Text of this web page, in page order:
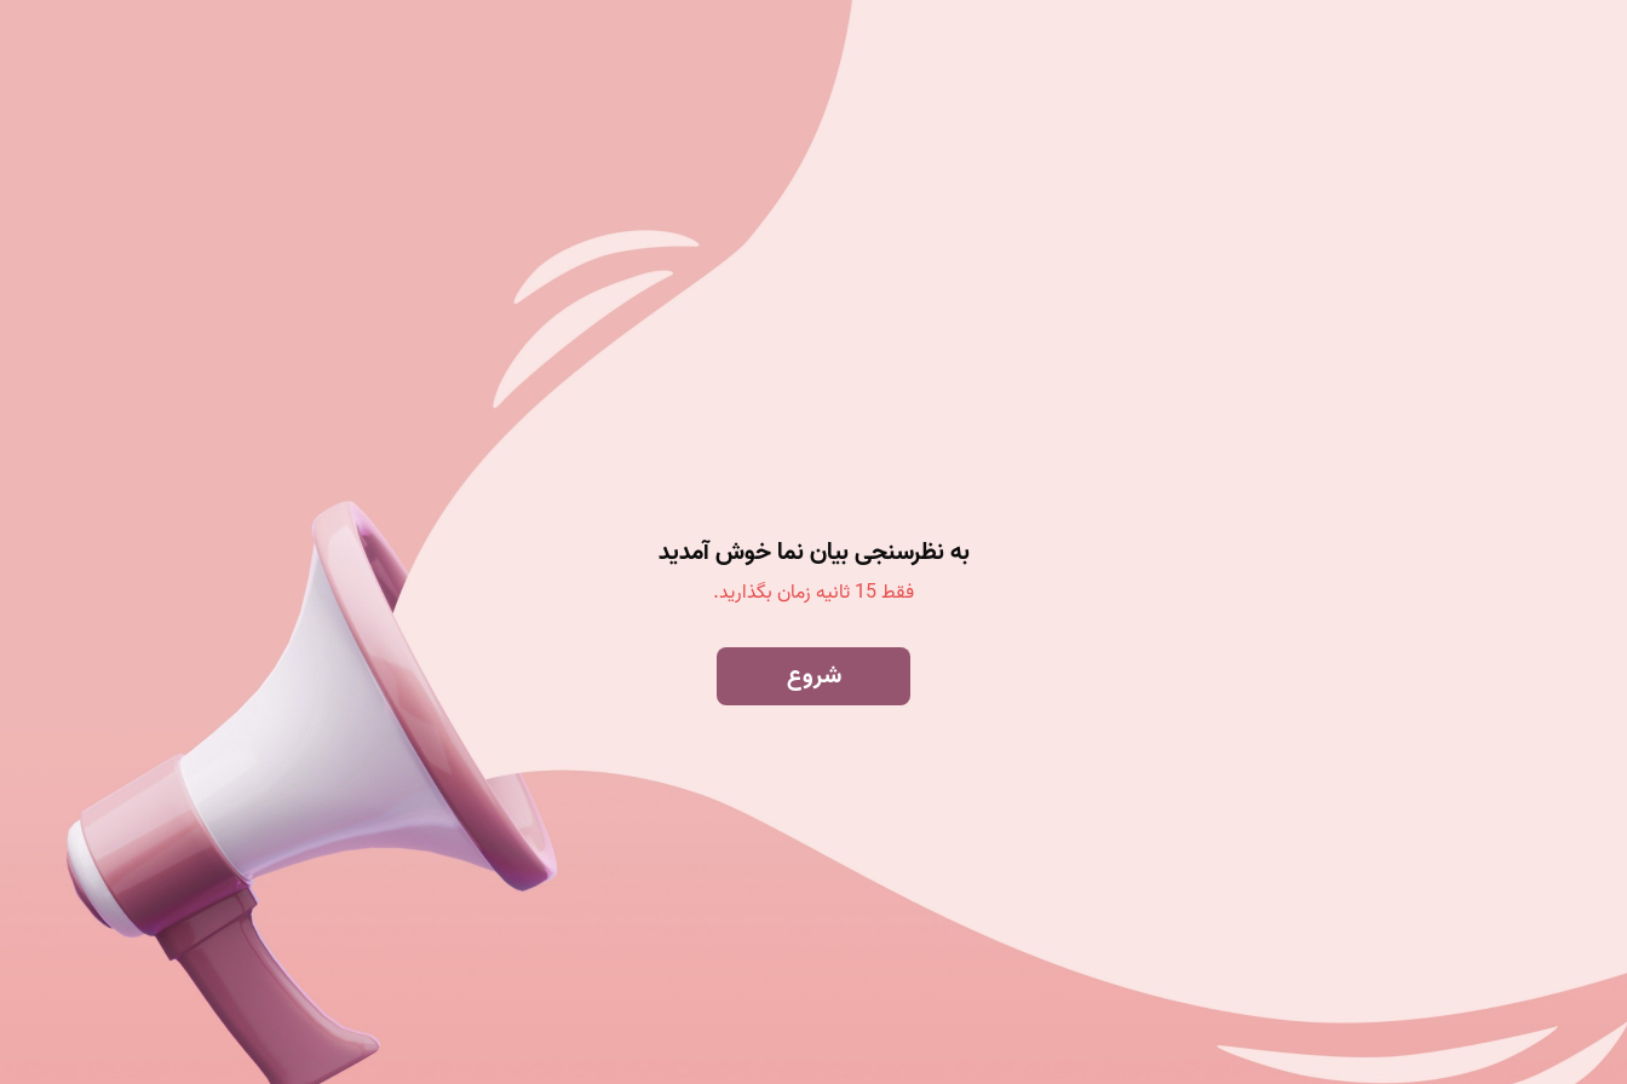
به نظرسنجی بیان نما خوش آمدید
فقط 15 ثانیه زمان بگذارید.
شروع